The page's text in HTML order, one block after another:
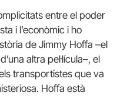
entre el poder
i l’econòmic i ho
de Jimmy Hoffa –el
altra pel·lícula–, el
transportistes que va
Hoffa està